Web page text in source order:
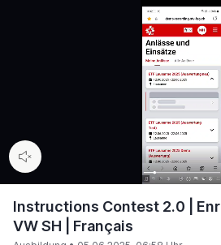
00:13
Instructions Contest 2.0 |
VW SH | Français